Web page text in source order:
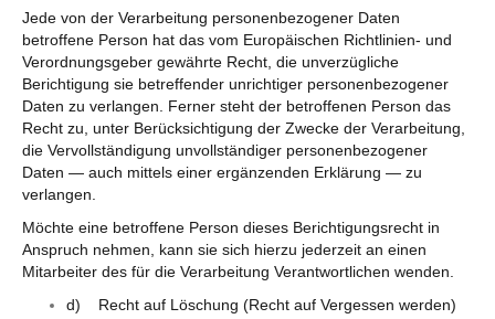
Jede von der Verarbeitung personenbezogener Daten
betroffene Person hat das vom Europäischen Richtlinien- und
Verordnungsgeber gewährte Recht, die unverzügliche
Berichtigung sie betreffender unrichtiger personenbezogener
Daten zu verlangen. Ferner steht der betroffenen Person das
Recht zu, unter Berücksichtigung der Zwecke der Verarbeitung,
die Vervollständigung unvollständiger personenbezogener
Daten — auch mittels einer ergänzenden Erklärung — zu
verlangen.
Möchte eine betroffene Person dieses Berichtigungsrecht in
Anspruch nehmen, kann sie sich hierzu jederzeit an einen
Mitarbeiter des für die Verarbeitung Verantwortlichen wenden.
d) Recht auf Löschung (Recht auf Vergessen werden)